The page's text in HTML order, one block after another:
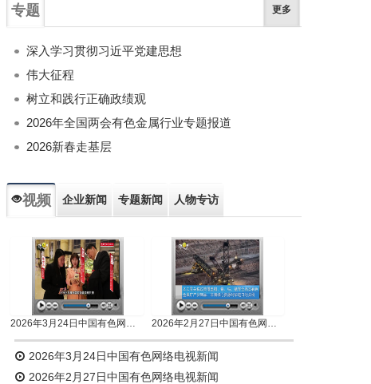
专题 更多
深入学习贯彻习近平党建思想
伟大征程
树立和践行正确政绩观
2026年全国两会有色金属行业专题报道
2026新春走基层
视频 企业新闻 专题新闻 人物专访
2026年3月24日中国有色网络电视新闻 2026年2月27日中国有色网络电视新闻
2026年3月24日中国有色网络电视新闻
2026年2月27日中国有色网络电视新闻